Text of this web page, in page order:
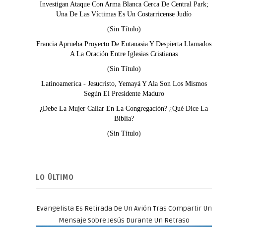
Investigan Ataque Con Arma Blanca Cerca De Central Park;
Una De Las Víctimas Es Un Costarricense Judío
(sin Título)
Francia Aprueba Proyecto De Eutanasia Y Despierta Llamados
A La Oración Entre Iglesias Cristianas
(sin Título)
Latinoamerica - Jesucristo, Yemayá Y Ala Son Los Mismos
Según El Presidente Maduro
¿Debe La Mujer Callar En La Congregación? ¿Qué Dice La
Biblia?
(sin Título)
LO ÚLTIMO
Evangelista Es Retirada De Un Avión Tras Compartir Un
Mensaje Sobre Jesús Durante Un Retraso